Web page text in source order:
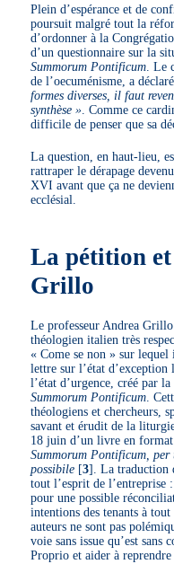
Plein d’espérance et de
poursuit malgré tout la
d’ordonner à la
d’un questionnaire sur la
Summorum Pontificum .
de l’oecuménisme, a
formes diverses, il faut
synthèse » . Comme ce
difficile de penser que sa
La question, en haut-lieu,
rattraper le dérapage
XVI avant que ça ne
ecclésial.
La pétition
Grillo
Le professeur Andrea
théologien italien très
« Come se non » sur
lettre sur l’état
l’état d’urgence, créé par
Summorum Pontificum.
théologiens et chercheurs,
savant et érudit de la
18 juin d’un livre en
Summorum Pontificum,
possibile [3]. La traduction
tout l’esprit de l’entreprise
pour une possible
intentions des tenants à
auteurs ne sont pas
voie sans issue qu’est
Proprio et aider à